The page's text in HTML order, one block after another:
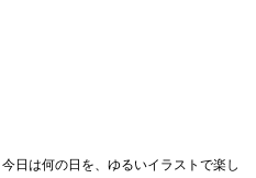
日は何の日を、ゆるいイラストで楽し